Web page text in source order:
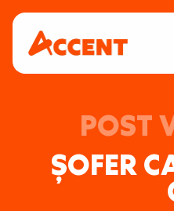
POST
ȘOFER